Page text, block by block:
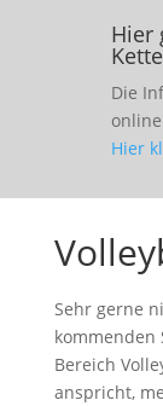
Hier
Die
Hier
Sehr gerne
kommenden
Bereich
anspricht,